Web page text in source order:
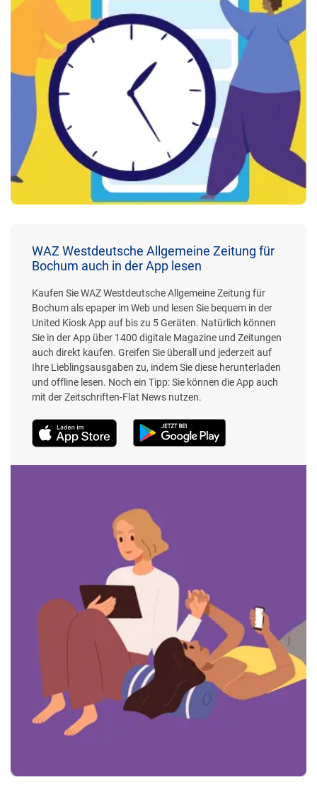
WAZ Westdeutsche Allgemeine Zeitung für
Bochum auch in der App lesen
Kaufen Sie WAZ Westdeutsche Allgemeine Zeitung für
Bochum als epaper im Web und lesen Sie bequem in der
United Kiosk App auf bis zu 5 Geräten. Natürlich können
Sie in der App über 1400 digitale Magazine und Zeitungen
auch direkt kaufen. Greifen Sie überall und jederzeit auf
Ihre Lieblingsausgaben zu, indem Sie diese herunterladen
und offline lesen. Noch ein Tipp: Sie können die App auch
mit der Zeitschriften-Flat News nutzen.